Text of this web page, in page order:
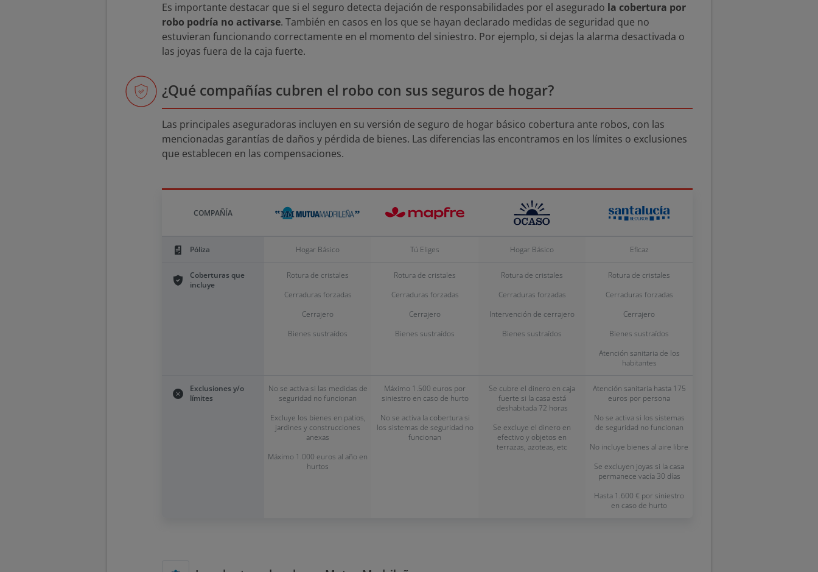
Es importante destacar que si el seguro detecta dejación de responsabilidades por el asegurado la cobertura por
robo podría no activarse. También en casos en los que se hayan declarado medidas de seguridad que no
estuvieran funcionando correctamente en el momento del siniestro. Por ejemplo, si dejas la alarma desactivada o
las joyas fuera de la caja fuerte.
¿Qué compañías cubren el robo con sus seguros de hogar?
Las principales aseguradoras incluyen en su versión de seguro de hogar básico cobertura ante robos, con las
mencionadas garantías de daños y pérdida de bienes. Las diferencias las encontramos en los límites o exclusiones
que establecen en las compensaciones.
COMPAÑÍA
Póliza Hogar Básico Tú Eliges Hogar Básico Eficaz
Coberturas que
incluye
Rotura de cristales
Cerraduras forzadas
Cerrajero
Bienes sustraídos
Rotura de cristales
Cerraduras forzadas
Cerrajero
Bienes sustraídos
Rotura de cristales
Cerraduras forzadas
Intervención de cerrajero
Bienes sustraídos
Rotura de cristales
Cerraduras forzadas
Cerrajero
Bienes sustraídos
Atención sanitaria de los
habitantes
Exclusiones y/o
límites
No se activa si las medidas de
seguridad no funcionan
Excluye los bienes en patios,
jardines y construcciones
anexas
Máximo 1.000 euros al año en
hurtos
Máximo 1.500 euros por
siniestro en caso de hurto
No se activa la cobertura si
los sistemas de seguridad no
funcionan
Se cubre el dinero en caja
fuerte si la casa está
deshabitada 72 horas
Se excluye el dinero en
efectivo y objetos en
terrazas, azoteas, etc
Atención sanitaria hasta 175
euros por persona
No se activa si los sistemas
de seguridad no funcionan
No incluye bienes al aire libre
Se excluyen joyas si la casa
permanece vacía 30 días
Hasta 1.600 € por siniestro
en caso de hurto